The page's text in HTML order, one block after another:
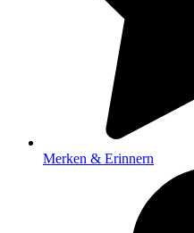
Merken & Erinnern